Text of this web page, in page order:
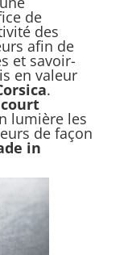
de
des
afin de
et savoir-
en valeur
.
lumière les
de façon
in